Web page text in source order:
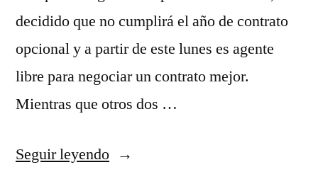
decidido que no cumplirá el año de contrato
opcional y a partir de este lunes es agente
libre para negociar un contrato mejor.
Mientras que otros dos …
Seguir leyendo«NBA